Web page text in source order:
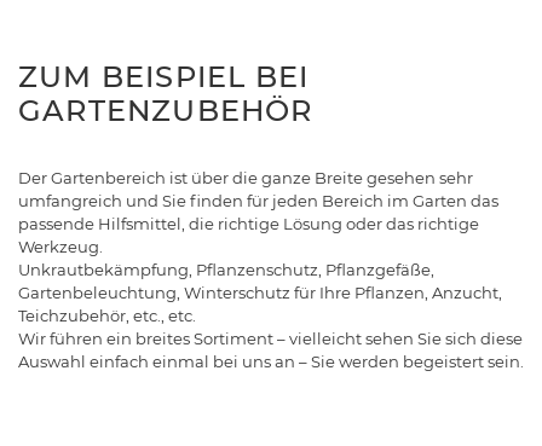
ZUM BEISPIEL BEI
GARTENZUBEHÖR
Der Gartenbereich ist über die ganze Breite gesehen sehr
umfangreich und Sie finden für jeden Bereich im Garten das
passende Hilfsmittel, die richtige Lösung oder das richtige
Werkzeug.
Unkrautbekämpfung, Pflanzenschutz, Pflanzgefäße,
Gartenbeleuchtung, Winterschutz für Ihre Pflanzen, Anzucht,
Teichzubehör, etc., etc.
Wir führen ein breites Sortiment – vielleicht sehen Sie sich diese
Auswahl einfach einmal bei uns an – Sie werden begeistert sein.